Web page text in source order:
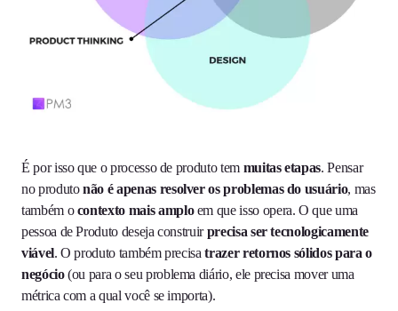
É por isso que o processo de produto tem muitas etapas. Pensar
no produtonão é apenas resolver os problemas do usuário, mas
também ocontexto mais amploem que isso opera. O que uma
pessoa de Produto deseja construirprecisa ser tecnologicamente
viável. O produto também precisatrazer retornos sólidos para o
negócio(ou para o seu problema diário, ele precisa mover uma
métrica com a qual você se importa).